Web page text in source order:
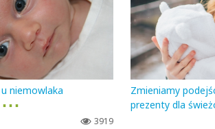
niemowlaka
▪ ▪ ▪
3919
Zmieniamy
prezenty dla